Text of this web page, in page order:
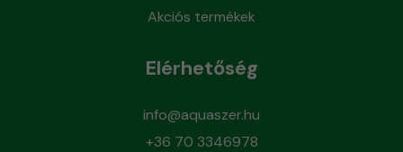
Akciós termékek
Elérhetőség
info@aquaszer.hu
+36 70 3346978